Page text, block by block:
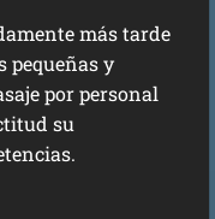
más tarde
pequeñas y
por personal
su